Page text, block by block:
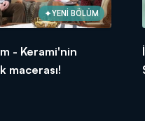
YENİ BÖLÜM
- Kerami'nin
macerası!